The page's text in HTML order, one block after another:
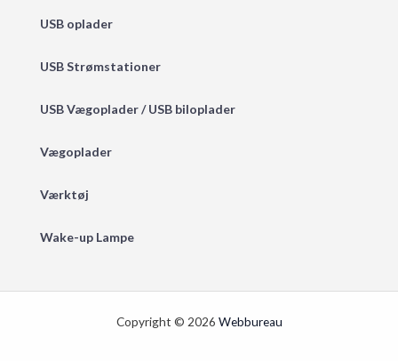
USB oplader
USB Strømstationer
USB Vægoplader / USB biloplader
Vægoplader
Værktøj
Wake-up Lampe
Copyright © 2026 Webbureau